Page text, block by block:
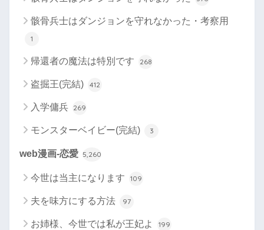
骸骨兵士はダンジョンを守れなかった・考察用
1
帰還者の魔法は特別です 268
盗掘王(完結) 412
入学傭兵 269
モンスターベイビー(完結) 3
web漫画-恋愛 5,260
今世は当主になります 109
夫を味方にする方法 97
お姉様、今世では私が王妃よ 199